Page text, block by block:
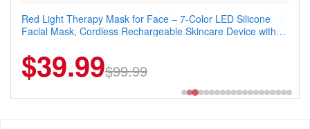
Red Light Therapy Mask for Face – 7-Color LED Silicone
Facial Mask, Cordless Rechargeable Skincare Device with
$39.99$99.99
Men's Slim Fit Polo Shirt – Quick Dry Moisture Wicking, High
Elasticity, Athletic Fit Polo for Golf, Tennis, Work & Casual
$6.99$29.99